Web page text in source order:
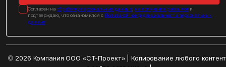
Cогласен на обработку персональных данных, на получение рассылоки
подтверждаю, что ознакомился с Политикой конфиденциальности персональных
данных
© 2026 Компания ООО «СТ-Проект» | Копирование любого